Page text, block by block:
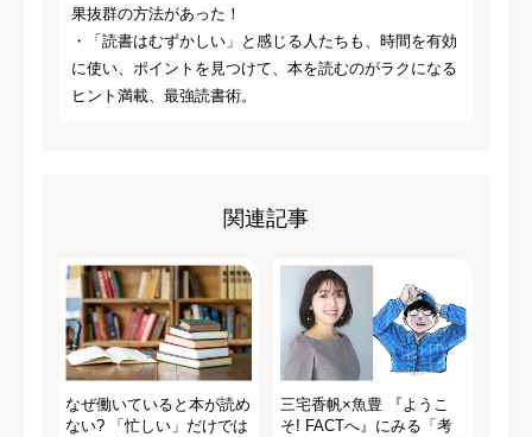
果抜群の方法があった！
・「読書はむずかしい」と感じる人たちも、時間を有効
に使い、ポイントを見つけて、本を読むのがラクになる
ヒント満載、最強読書術。
関連記事
なぜ働いていると本が読め
ない? 「忙しい」だけでは
三宅香帆×魚豊 『ようこ
そ! FACTへ』にみる「考